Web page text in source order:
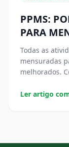
PPMS:
PARA
DA ÁREA
Todas as
mensuradas
melhorados.
Ler artigo